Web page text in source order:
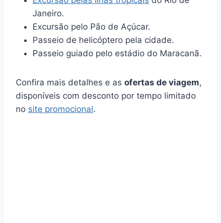
Janeiro.
Excursão pelo Pão de Açúcar.
Passeio de helicóptero pela cidade.
Passeio guiado pelo estádio do Maracanã.
Confira mais detalhes e as ofertas de viagem,
disponíveis com desconto por tempo limitado
no site promocional.